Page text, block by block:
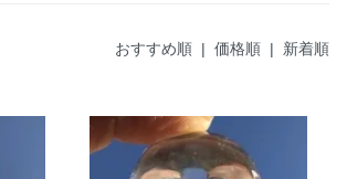
おすすめ順 | 価格順 | 新着順